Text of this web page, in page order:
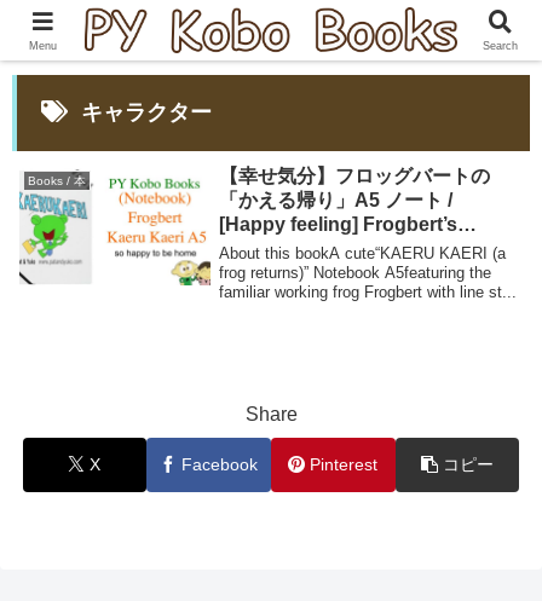
キャラクター
Books / 本
【幸せ気分】フロッグバートの
「かえる帰り」A5 ノート /
[Happy feeling] Frogbert’s
“KAERU KAERI” Notebook A5
About this bookA cute“KAERU KAERI (a
frog returns)” Notebook A5featuring the
familiar working frog Frogbert with line st...
Share
X Facebook Pinterest コピー
Menu Search